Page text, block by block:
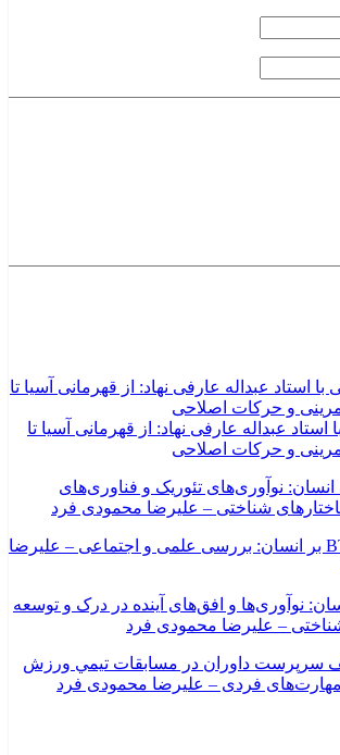
عبداله عارفی نهاد: از قهرمانی آسیا تا
و حرکات اصلاحی
نوآوری‌های تئوریک و فناوری‌های
شناختی – علیرضا محمودی فرد
تأثیر امواج BTS بر انسان: بررسی علمی و اجتماعی – علیرضا
نوآوری‌ها و افق‌های آینده در درک و توسعه
– علیرضا محمودی فرد
سرپرست داوران در مسابقات تیمي ورزش
مهارت‌های فردی – علیرضا محمودی فرد